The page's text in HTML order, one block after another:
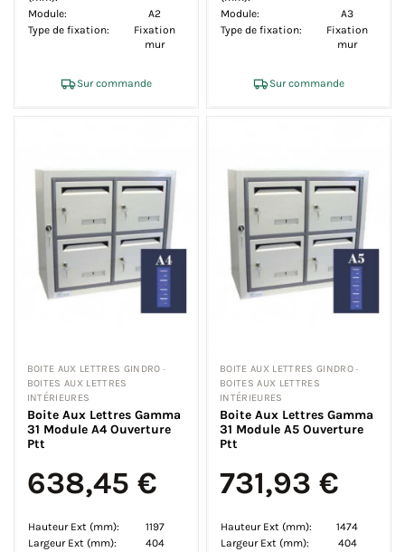
Module:
A2
Type de fixation:
Fixation
mur
Sur commande
Module:
A3
Type de fixation:
Fixation
mur
Sur commande
BOITE AUX LETTRES GINDRO ·
BOITES AUX LETTRES
INTÉRIEURES
Boite Aux Lettres Gamma
31 Module A4 Ouverture
Ptt
638,45 €
Hauteur Ext (mm):
1197
Largeur Ext (mm):
404
BOITE AUX LETTRES GINDRO ·
BOITES AUX LETTRES
INTÉRIEURES
Boite Aux Lettres Gamma
31 Module A5 Ouverture
Ptt
731,93 €
Hauteur Ext (mm):
1474
Largeur Ext (mm):
404